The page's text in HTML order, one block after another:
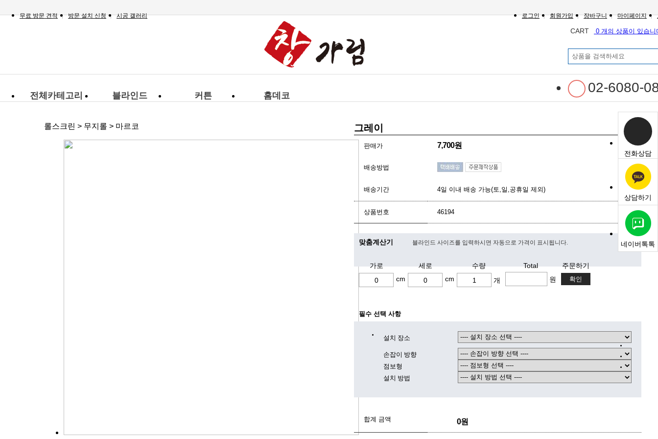
무료 방문 견적 방문 설치 신청 시공 갤러리 로그인 회원가입 장바구니 마이페이지
CART 0 개의 상품이 있습니
전화상담
상담하기
네이버톡톡
전체카테고리 블라인드 커튼 홈데코
02-6080-
롤스크린 > 무지롤 > 마르코 그레이
판매가 7,700원
배송방법
배송기간 4일 이내 배송 가능(토,일,공휴일 제외)
상품번호 46194
맞춤계산기 블라인드 사이즈를 입력하시면 자동으로 가격이 표시됩니다.
가로
cm
세로
cm
수량
개
Total
원
주문하기
필수 선택 사항
설치 장소
손잡이 방향
점보형
설치 방법
합계 금액 0원